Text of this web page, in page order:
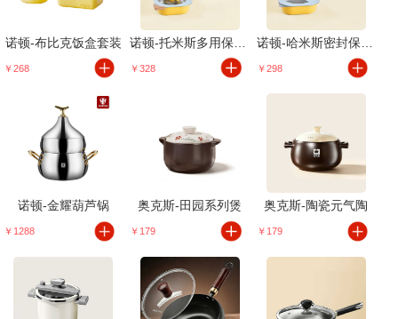
诺顿-布比克饭盒套装
￥268 ￥328 ￥298
诺顿-金耀葫芦锅
￥1288
奥克斯-田园系列煲
￥179
奥克斯-陶瓷元气陶
￥179